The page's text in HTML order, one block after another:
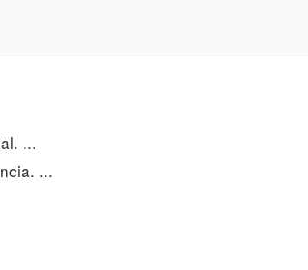
...
...